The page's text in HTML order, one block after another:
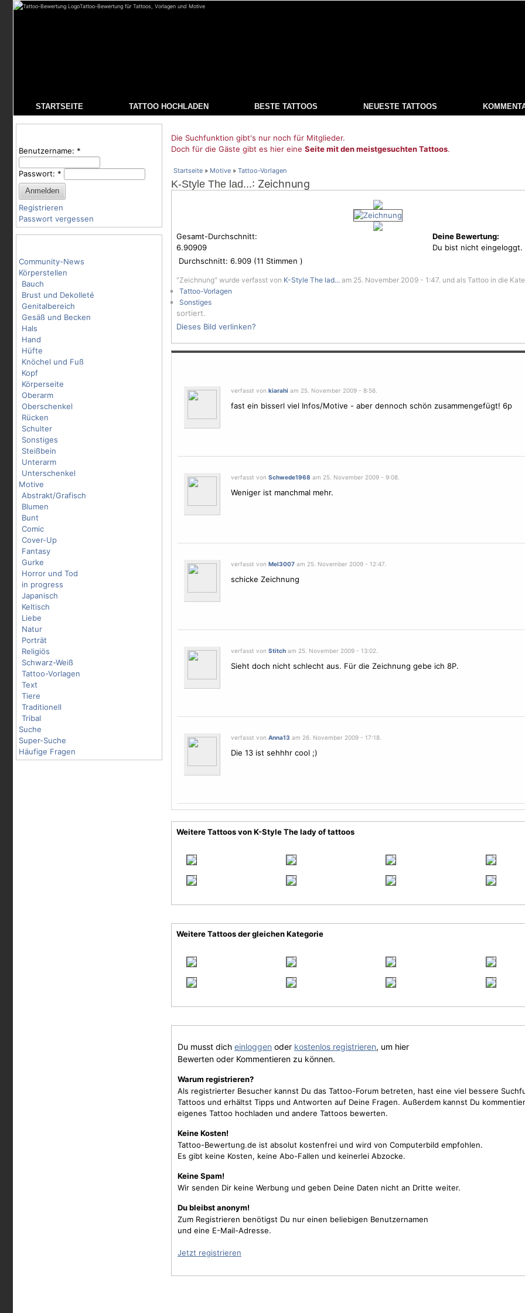
Tattoo-Bewertung für Tattoos, Vorlagen und Motive
STARTSEITE TATTOO HOCHLADEN BESTE TATTOOS NEUESTE TATTOOS
Benutzername: *
Passwort: *
Registrieren
Passwort vergessen
Community-News
Körperstellen
Bauch
Brust und Dekolleté
Genitalbereich
Gesäß und Becken
Hals
Hand
Hüfte
Knöchel und Fuß
Kopf
Körperseite
Oberarm
Oberschenkel
Rücken
Schulter
Sonstiges
Steißbein
Unterarm
Unterschenkel
Motive
Abstrakt/Grafisch
Blumen
Bunt
Comic
Cover-Up
Fantasy
Gurke
Horror und Tod
in progress
Japanisch
Keltisch
Liebe
Natur
Porträt
Religiös
Schwarz-Weiß
Tattoo-Vorlagen
Text
Tiere
Traditionell
Tribal
Suche
Super-Suche
Häufige Fragen
Die Suchfunktion gibt's nur noch für Mitglieder.
Doch für die Gäste gibt es hier eine Seite mit den meistgesuchten Tattoos.
Startseite » Motive » Tattoo-Vorlagen
K-Style The lad...: Zeichnung
Gesamt-Durchschnitt:
6.90909
Durchschnitt: 6.909 (11 Stimmen )
Deine Bewertung:
Du bist nicht eingeloggt.
"Zeichnung" wurde verfasst von K-Style The lad... am 25. November 2009 - 1:47. und als Tattoo in die
Tattoo-Vorlagen
Sonstiges
sortiert.
Dieses Bild verlinken?
verfasst von kiarahi am 25. November 2009 - 8:56.
fast ein bisserl viel Infos/Motive - aber dennoch schön zusammengefügt! 6p
verfasst von Schwede1968 am 25. November 2009 - 9:08.
Weniger ist manchmal mehr.
verfasst von Mel3007am 25. November 2009 - 12:47.
schicke Zeichnung
verfasst von Stitcham 25. November 2009 - 13:02.
Sieht doch nicht schlecht aus. Für die Zeichnung gebe ich 8P.
verfasst von Anna13 am 26. November 2009 - 17:18.
Die 13 ist sehhhr cool ;)
Weitere Tattoos von K-Style The lady of tattoos
Weitere Tattoos der gleichen Kategorie
Du musst dich einloggen oder kostenlos registrieren, um hier
Bewerten oder Kommentieren zu können.
Warum registrieren?
Als registrierter Besucher kannst Du das Tattoo-Forum betreten, hast eine viel bessere
Tattoos und erhältst Tipps und Antworten auf Deine Fragen. Außerdem kannst Du
eigenes Tattoo hochladen und andere Tattoos bewerten.
Keine Kosten!
Tattoo-Bewertung.de ist absolut kostenfrei und wird von Computerbild empfohlen.
Es gibt keine Kosten, keine Abo-Fallen und keinerlei Abzocke.
Keine Spam!
Wir senden Dir keine Werbung und geben Deine Daten nicht an Dritte weiter.
Du bleibst anonym!
Zum Registrieren benötigst Du nur einen beliebigen Benutzernamen
und eine E-Mail-Adresse.
Jetzt registrieren